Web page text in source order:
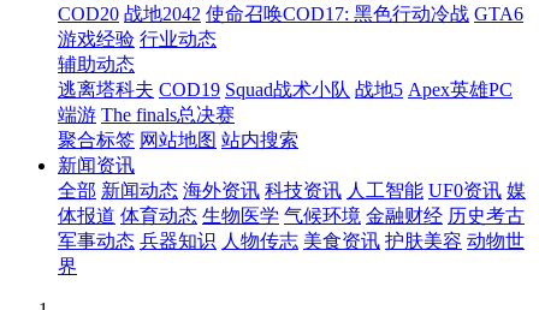
COD20 战地2042 使命召唤COD17: 黑色行动冷战 GTA6
游戏经验 行业动态
辅助动态
逃离塔科夫 COD19 Squad战术小队 战地5 Apex英雄PC
端游 The finals总决赛
聚合标签 网站地图 站内搜索
新闻资讯
全部 新闻动态 海外资讯 科技资讯 人工智能 UF0资讯 媒
体报道 体育动态 生物医学 气候环境 金融财经 历史考古
军事动态 兵器知识 人物传志 美食资讯 护肤美容 动物世
界